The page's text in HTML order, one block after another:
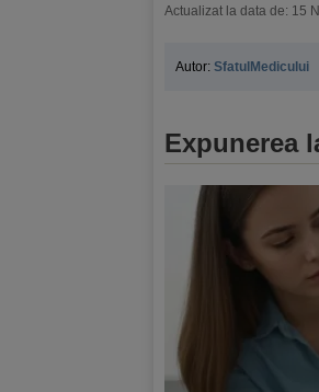
Actualizat la data de: 15
Autor: SfatulMedicului
Expunerea